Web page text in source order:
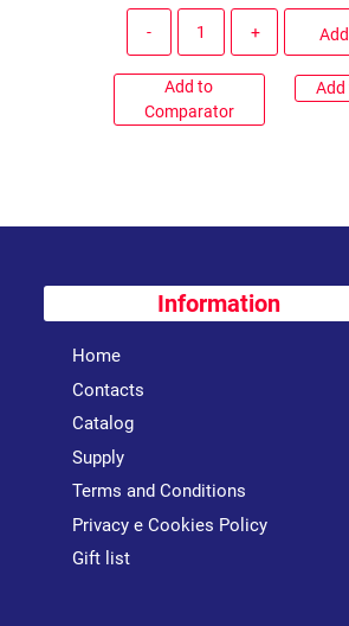
Add to
Comparator
Add
Information
Home
Contacts
Catalog
Supply
Terms and Conditions
Privacy e Cookies Policy
Gift list